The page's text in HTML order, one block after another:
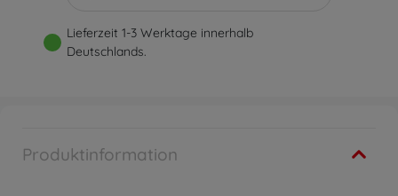
Lieferzeit 1-3 Werktage innerhalb
Deutschlands.
Produktinformation